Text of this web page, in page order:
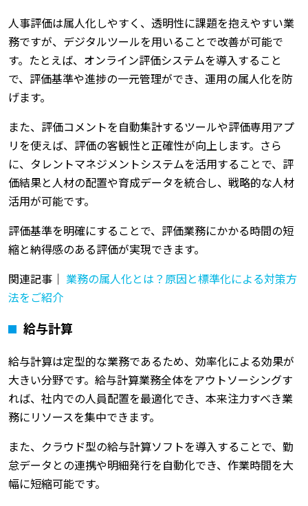
人事評価は属人化しやすく、透明性に課題を抱えやすい業
務ですが、デジタルツールを用いることで改善が可能で
す。たとえば、オンライン評価システムを導入すること
で、評価基準や進捗の一元管理ができ、運用の属人化を防
げます。
また、評価コメントを自動集計するツールや評価専用アプ
リを使えば、評価の客観性と正確性が向上します。さら
に、タレントマネジメントシステムを活用することで、評
価結果と人材の配置や育成データを統合し、戦略的な人材
活用が可能です。
評価基準を明確にすることで、評価業務にかかる時間の短
縮と納得感のある評価が実現できます。
関連記事｜ 業務の属人化とは？原因と標準化による対策方
法をご紹介
給与計算
給与計算は定型的な業務であるため、効率化による効果が
大きい分野です。給与計算業務全体をアウトソーシングす
れば、社内での人員配置を最適化でき、本来注力すべき業
務にリソースを集中できます。
また、クラウド型の給与計算ソフトを導入することで、勤
怠データとの連携や明細発行を自動化でき、作業時間を大
幅に短縮可能です。